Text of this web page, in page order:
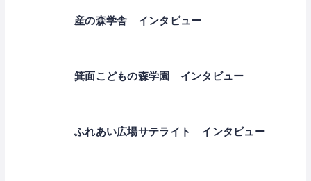
産の森学舎 インタビュー
箕面こどもの森学園 インタビュー
ふれあい広場サテライト インタビュー